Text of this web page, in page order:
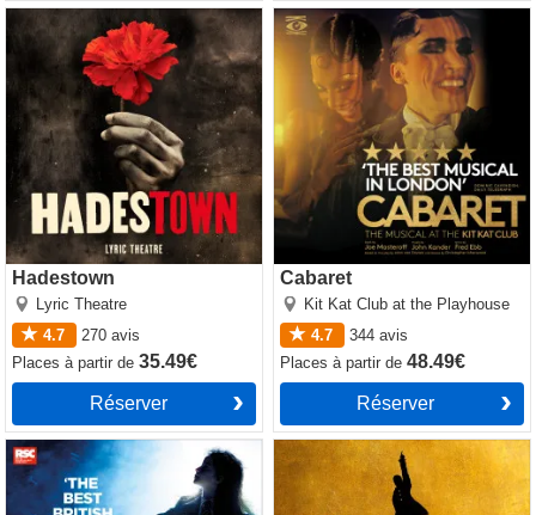
Hadestown
Lyric Theatre
4.7
270 avis
Placesà partir de35.49€
Réserver
Hadestown
Cabaret
Kit Kat Club at the Playhouse
4.7
344 avis
Placesà partir de48.49€
Réserver
Cabaret
Matilda The Musical Hamilton